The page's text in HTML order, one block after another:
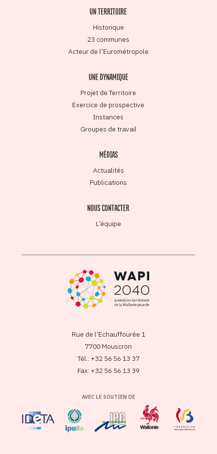
UN TERRITOIRE
Historique
23 communes
Acteur de l’Eurométropole
UNE DYNAMIQUE
Projet de Territoire
Exercice de prospective
Instances
Groupes de travail
MÉDIAS
Actualités
Publications
NOUS CONTACTER
L’équipe
Rue de l’Echauffourée 1
7700 Mouscron
Tél.: +32 56 56 13 37
Fax: +32 56 56 13 39
AVEC LE SOUTIEN DE